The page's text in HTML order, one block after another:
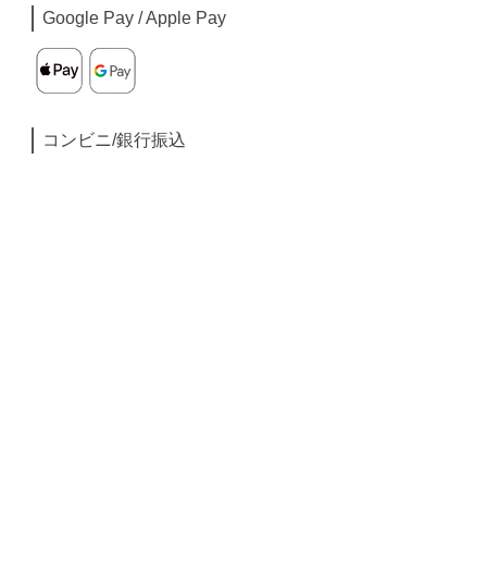
Google Pay / Apple Pay
コンビニ/銀行振込